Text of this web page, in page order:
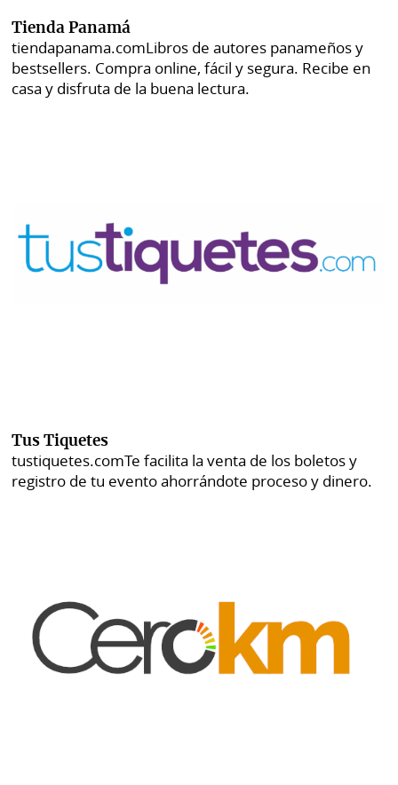
Tienda Panamá
tiendapanama.comLibros de autores panameños y
bestsellers. Compra online, fácil y segura. Recibe en
casa y disfruta de la buena lectura.
Tus Tiquetes
tustiquetes.comTe facilita la venta de los boletos y
registro de tu evento ahorrándote proceso y dinero.